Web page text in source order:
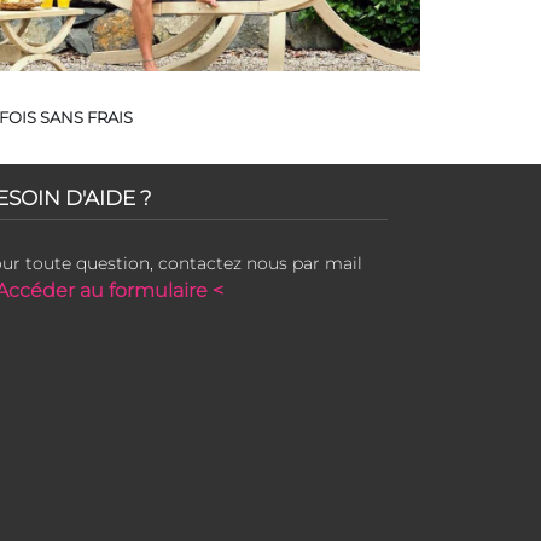
SANS FRAIS
D'AIDE ?
toute question, contactez nous par mail
au formulaire <